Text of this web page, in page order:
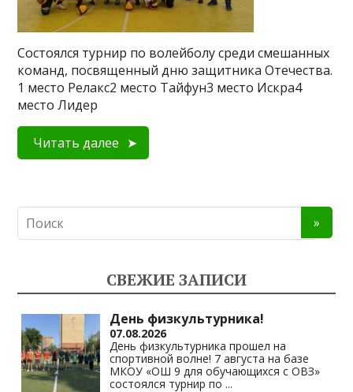
Состоялся турнир по волейболу среди смешанных
команд, посвященный дню защитника Отечества.
1 место Релакс2 место Тайфун3 место Искра4
место Лидер
Читать далее
СВЕЖИЕ ЗАПИСИ
День физкультурника!
07.08.2026
День физкультурника прошел на
спортивной волне! 7 августа на базе
МКОУ «ОШ 9 для обучающихся с ОВЗ»
состоялся турнир по ...